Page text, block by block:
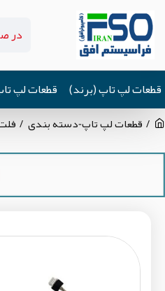
قطعات لپ تاپ (برند) قطعات لپ
قطعات لپ تاپ-دسته بندی